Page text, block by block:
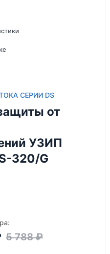
СЕРИИ DS
от
УЗИП
320/G
5 788₽